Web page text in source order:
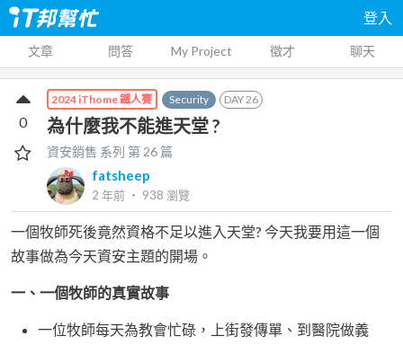
登入
文章 問答 My Project 徵才 聊天
2024 iThome 鐵人賽 Security DAY26
為什麼我不能進天堂 ?
資安銷售 系列 第26 篇
fatsheep
2 年前 ‧ 938 瀏覽
0
一個牧師死後竟然資格不足以進入天堂? 今天我要用這一個
故事做為今天資安主題的開場。
一、一個牧師的真實故事
一位牧師每天為教會忙碌，上街發傳單、到醫院做義